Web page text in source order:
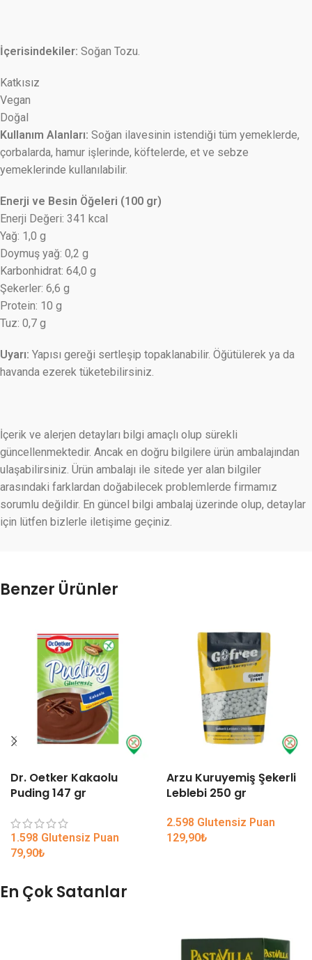
İçerisindekiler: Soğan Tozu.
Katkısız
Vegan
Doğal
Kullanım Alanları: Soğan ilavesinin istendiği tüm yemeklerde,
çorbalarda, hamur işlerinde, köftelerde, et ve sebze
yemeklerinde kullanılabilir.
Enerji ve Besin Öğeleri (100 gr)
Enerji Değeri: 341 kcal
Yağ: 1,0 g
Doymuş yağ: 0,2 g
Karbonhidrat: 64,0 g
Şekerler: 6,6 g
Protein: 10 g
Tuz: 0,7 g
Uyarı: Yapısı gereği sertleşip topaklanabilir. Öğütülerek ya da
havanda ezerek tüketebilirsiniz.
İçerik ve alerjen detayları bilgi amaçlı olup sürekli
güncellenmektedir. Ancak en doğru bilgilere ürün ambalajından
ulaşabilirsiniz. Ürün ambalajı ile sitede yer alan bilgiler
arasındaki farklardan doğabilecek problemlerde firmamız
sorumlu değildir. En güncel bilgi ambalaj üzerinde olup, detaylar
için lütfen bizlerle iletişime geçiniz.
Benzer Ürünler
Dr. Oetker Kakaolu
Puding 147 gr
1.598 Glutensiz Puan
79,90₺
Arzu Kuruyemiş Şekerli
Leblebi 250 gr
2.598 Glutensiz Puan
129,90₺
En Çok Satanlar